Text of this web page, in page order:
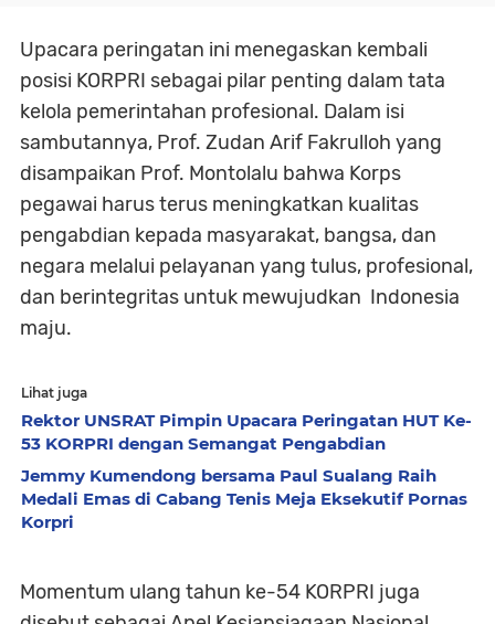
Upacara peringatan ini menegaskan kembali
posisi KORPRI sebagai pilar penting dalam tata
kelola pemerintahan profesional. Dalam isi
sambutannya, Prof. Zudan Arif Fakrulloh yang
disampaikan Prof. Montolalu bahwa Korps
pegawai harus terus meningkatkan kualitas
pengabdian kepada masyarakat, bangsa, dan
negara melalui pelayanan yang tulus, profesional,
dan berintegritas untuk mewujudkan Indonesia
maju.
Lihat juga
Rektor UNSRAT Pimpin Upacara Peringatan HUT Ke-
53 KORPRI dengan Semangat Pengabdian
Jemmy Kumendong bersama Paul Sualang Raih
Medali Emas di Cabang Tenis Meja Eksekutif Pornas
Korpri
Momentum ulang tahun ke-54 KORPRI juga